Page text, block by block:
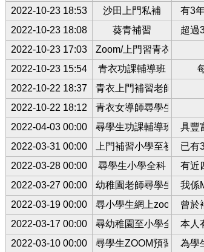
2022-10-23 18:53 沙田上門私補 有3
2022-10-23 18:08 葵青補習 超過
2022-10-23 17:03 Zoom/上門習青衣區
2022-10-23 15:54 青衣功課輔導班
2022-10-22 18:37 青衣上門補習老師
2022-10-22 18:12 青衣女導師尋學生
2022-04-03 00:00 尋學生功課輔導班/專科
具豐
2022-03-31 00:00 上門補習小學至初中全科
已有
2022-03-28 00:00 尋學生小學全科 有近
2022-03-27 00:00 幼稚園老師尋學生上可上
我係
2022-03-19 00:00 尋小學生網上zoom教學
曾於
2022-03-17 00:00 尋幼稚園至小學全科補習
本人
2022-03-10 00:00 尋學生ZOOM預習班為學